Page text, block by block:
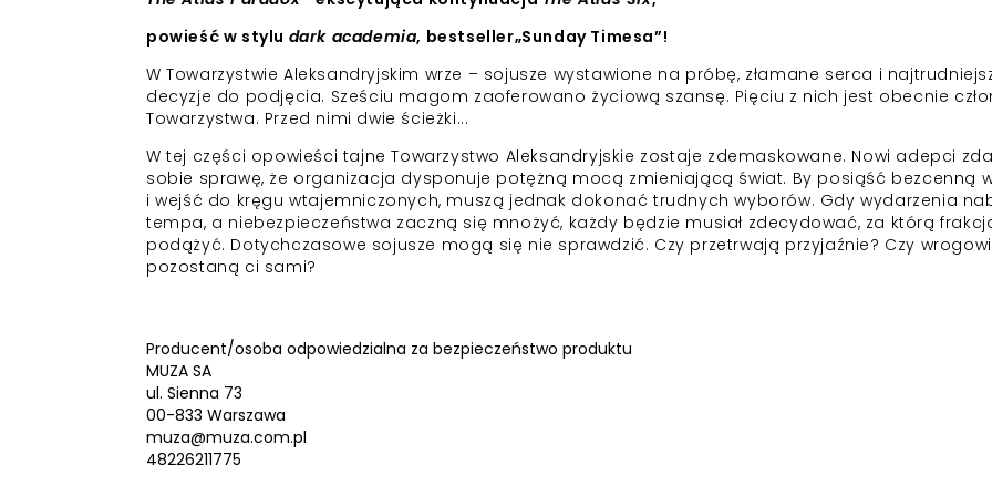
powieść w stylu dark academia, bestseller„Sunday Timesa”!
W Towarzystwie Aleksandryjskim wrze – sojusze wystawione na próbę, złamane serca i
decyzje do podjęcia. Sześciu magom zaoferowano życiową szansę. Pięciu z nich jest obecnie
Towarzystwa. Przed nimi dwie ścieżki...
W tej części opowieści tajne Towarzystwo Aleksandryjskie zostaje zdemaskowane. Nowi adepci
sobie sprawę, że organizacja dysponuje potężną mocą zmieniającą świat. By posiąść bezcenną
i wejść do kręgu wtajemniczonych, muszą jednak dokonać trudnych wyborów. Gdy wydarzenia
tempa, a niebezpieczeństwa zaczną się mnożyć, każdy będzie musiał zdecydować, za którą
podążyć. Dotychczasowe sojusze mogą się nie sprawdzić. Czy przetrwają przyjaźnie? Czy
pozostaną ci sami?
Producent/osoba odpowiedzialna za bezpieczeństwo produktu
MUZA SA
ul. Sienna 73
00-833 Warszawa
muza@muza.com.pl
48226211775